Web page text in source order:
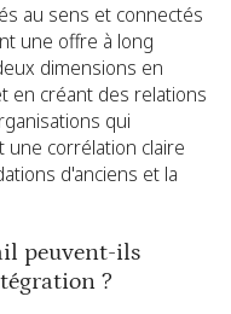
au sens et connectés
une offre à long
dimensions en
en créant des relations
qui
corrélation claire
d'anciens et la
peuvent-ils
?